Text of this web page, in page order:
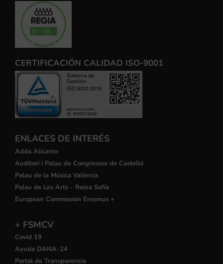
CERTIFICACIÓN CALIDAD ISO-9001
ENLACES DE INTERÉS
Adda Alicante
Auditori i Palau de Congressos de Castelló
Palau de la Música València
Palau de Les Arts - Reina Sofía
European Commission Erasmus +
+ FSMCV
Covid 19
Ayuda DANA-24
Portal de Transparencia